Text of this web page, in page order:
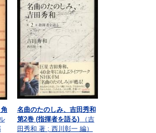
名曲のたのしみ、吉田秀和
第2巻 (指揮者を語る)
（吉
田秀和 著 ; 西川彰一 編）